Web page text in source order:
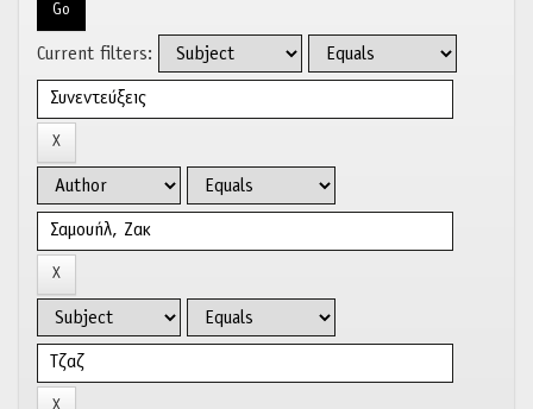
Current filters: